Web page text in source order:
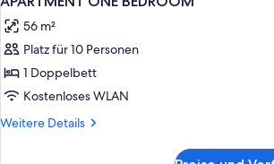
Fotos
für
APARTMENT
ONE
BEDROOM
anzeigen
56 m²
Platz für 10 Personen
1 Doppelbett
Kostenloses WLAN
Weitere Details
Weitere